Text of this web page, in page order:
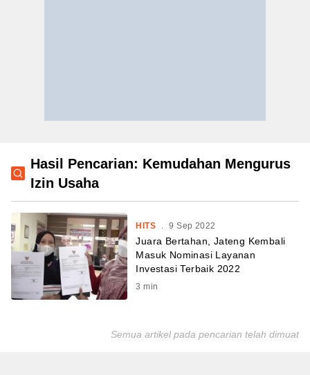
Hasil Pencarian: Kemudahan Mengurus
Izin Usaha
HITS . 9 Sep 2022
Juara Bertahan, Jateng Kembali
Masuk Nominasi Layanan
Investasi Terbaik 2022
3 min
Semua artikel pada pencarian telah dimuat